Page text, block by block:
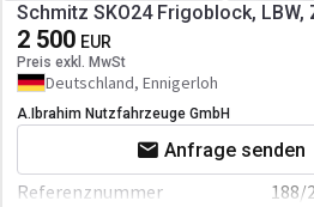
Schmitz SKO24 Frigoblock,
2 500 EUR
Preis exkl. MwSt
Deutschland, Ennigerloh
A.Ibrahim Nutzfahrzeuge GmbH
Anfrage senden
Referenznummer
188/